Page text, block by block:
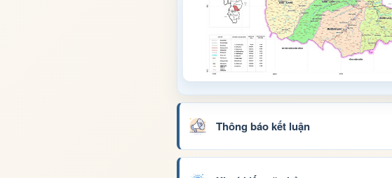
Thông báo kết luận